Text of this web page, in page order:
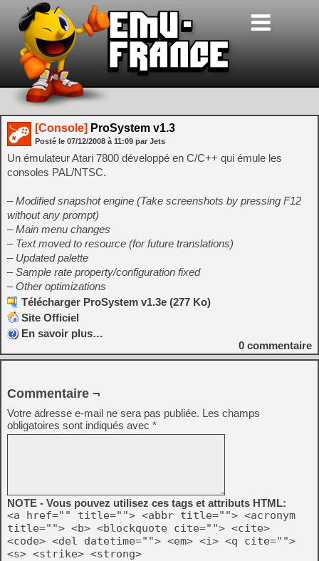
[Console] ProSystem v1.3
Posté le 07/12/2008 à 11:09 par Jets
Un émulateur Atari 7800 développé en C/C++ qui émule les
consoles PAL/NTSC.
– Modified snapshot engine (Take screenshots by pressing F12
without any prompt)
– Main menu changes
– Text moved to resource (for future translations)
– Updated palette
– Sample rate property/configuration fixed
– Other optimizations
Télécharger ProSystem v1.3e (277 Ko)
Site Officiel
En savoir plus…
0 commentaire
Commentaire ¬
Votre adresse e-mail ne sera pas publiée. Les champs
obligatoires sont indiqués avec *
NOTE - Vous pouvez utilisez ces tags et attributs HTML:
<a href="" title=""> <abbr title=""> <acronym
title=""> <b> <blockquote cite=""> <cite>
<code> <del datetime=""> <em> <i> <q cite="">
<s> <strike> <strong>